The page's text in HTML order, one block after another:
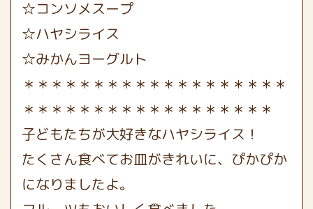
☆コンソメスープ
☆ハヤシライス
☆みかんヨーグルト
＊＊＊＊＊＊＊＊＊＊＊＊＊＊＊＊＊＊＊
＊＊＊＊＊＊＊＊＊＊＊＊＊＊＊＊＊＊
子どもたちが大好きなハヤシライス！
たくさん食べてお皿がきれいに、ぴかぴか
になりましたよ。